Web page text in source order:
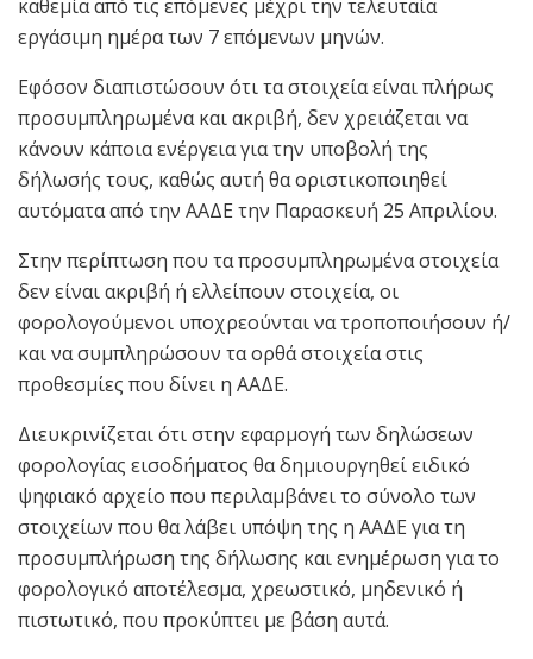
καθεμία από τις επόμενες μέχρι την τελευταία
εργάσιμη ημέρα των 7 επόμενων μηνών.
Εφόσον διαπιστώσουν ότι τα στοιχεία είναι πλήρως
προσυμπληρωμένα και ακριβή, δεν χρειάζεται να
κάνουν κάποια ενέργεια για την υποβολή της
δήλωσής τους, καθώς αυτή θα οριστικοποιηθεί
αυτόματα από την ΑΑΔΕ την Παρασκευή 25 Απριλίου.
Στην περίπτωση που τα προσυμπληρωμένα στοιχεία
δεν είναι ακριβή ή ελλείπουν στοιχεία, οι
φορολογούμενοι υποχρεούνται να τροποποιήσουν ή/
και να συμπληρώσουν τα ορθά στοιχεία στις
προθεσμίες που δίνει η ΑΑΔΕ.
Διευκρινίζεται ότι στην εφαρμογή των δηλώσεων
φορολογίας εισοδήματος θα δημιουργηθεί ειδικό
ψηφιακό αρχείο που περιλαμβάνει το σύνολο των
στοιχείων που θα λάβει υπόψη της η ΑΑΔΕ για τη
προσυμπλήρωση της δήλωσης και ενημέρωση για το
φορολογικό αποτέλεσμα, χρεωστικό, μηδενικό ή
πιστωτικό, που προκύπτει με βάση αυτά.